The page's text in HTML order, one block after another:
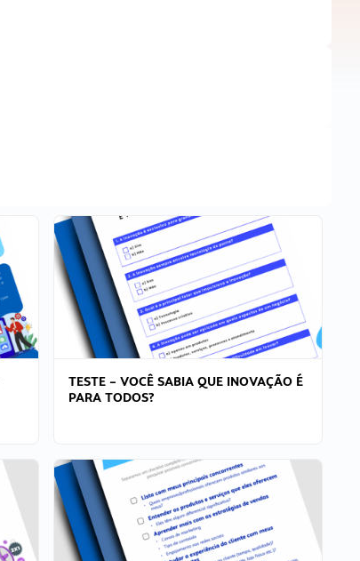
TESTE – VOCÊ SABIA QUE INOVAÇÃO É
PARA TODOS?